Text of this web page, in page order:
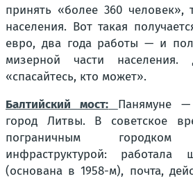
принять «более 360 человек»,
населения. Вот такая
евро, два года работы — и
мизерной части
«спасайтесь, кто может».
Балтийский мост:
Панямуне
город Литвы. В советское
пограничным
инфраструктурой: работала
(основана в 1958-м), почта,